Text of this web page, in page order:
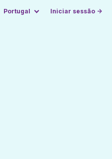
Portugal Iniciar sessão →